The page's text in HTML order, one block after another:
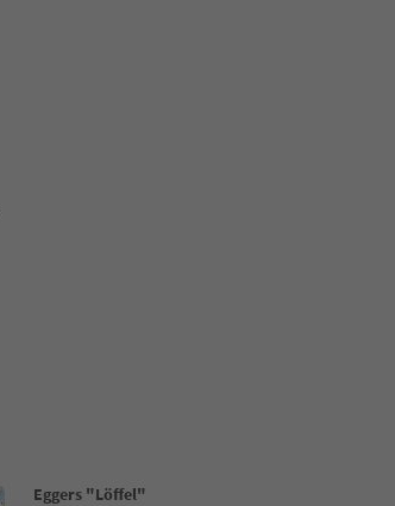
Eggers "Löffel"